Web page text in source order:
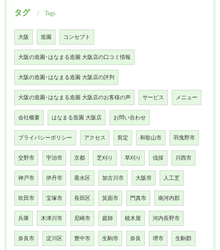
タグ Tags
大阪 造園 コンセプト
大阪の造園･はなまる造園 大阪店の口コミ情報
大阪の造園･はなまる造園 大阪店の評判
大阪の造園･はなまる造園 大阪店のお客様の声 サービス メニュー
会社概要 はなまる造園 大阪店 お問い合わせ
プライバシーポリシー アクセス 剪定 和歌山市 羽曳野市
交野市 宇治市 京都 芝刈り 草刈り 伐採 川西市
神戸市 伊丹市 垂水区 加古川市 大阪市 人工芝
吹田市 宝塚市 長田区 箕面市 門真市 南河内郡
兵庫 木津川市 尼崎市 庭師 植木屋 河内長野市
奈良市 淀川区 豊中市 生駒市 奈良 堺市 生駒郡